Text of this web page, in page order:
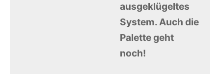
ausgeklügeltes
System. Auch die
Palette geht
noch!